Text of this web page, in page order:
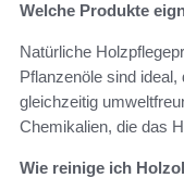
Welche Produkte
Natürliche
Pflanzenöle sind
gleichzeitig
Chemikalien, die das
Wie reinige ich